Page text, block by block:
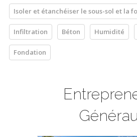
Isoler et étanchéiser le sous-sol et la
Infiltration Béton Humidité
Fondation